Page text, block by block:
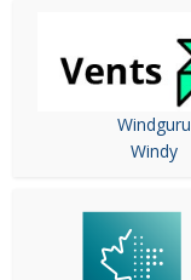
Windguru
Windy